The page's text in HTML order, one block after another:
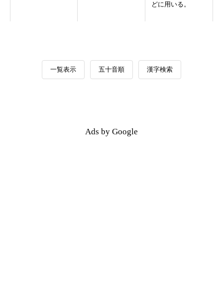
どに用いる。
一覧表示 五十音順 漢字検索
Ads by Google